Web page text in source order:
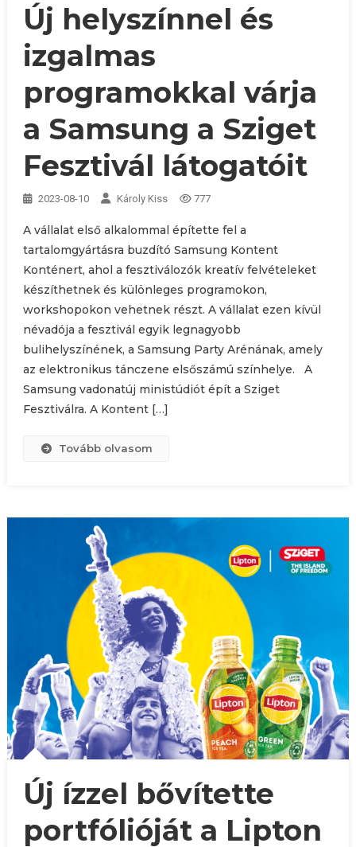
Új helyszínnel és
izgalmas
programokkal várja
a Samsung a Sziget
Fesztivál látogatóit
2023-08-10 Károly Kiss 777
A vállalat első alkalommal építette fel a
tartalomgyártásra buzdító Samsung Kontent
Konténert, ahol a fesztiválozók kreatív felvételeket
készíthetnek és különleges programokon,
workshopokon vehetnek részt. A vállalat ezen kívül
névadója a fesztivál egyik legnagyobb
bulihelyszínének, a Samsung Party Arénának, amely
az elektronikus tánczene elsőszámú színhelye. A
Samsung vadonatúj ministúdiót épít a Sziget
Fesztiválra. A Kontent […]
Tovább olvasom
Új ízzel bővítette
portfólióját a Lipton